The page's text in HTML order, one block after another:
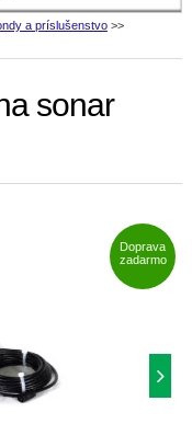
a príslušenstvo >>
sonar
Doprava
zadarmo